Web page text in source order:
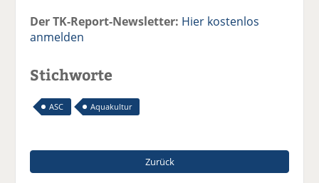
Der TK-Report-Newsletter: Hier kostenlos
anmelden
Stichworte
ASC Aquakultur
Zurück